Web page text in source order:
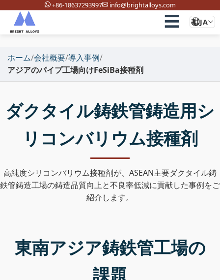
+86-18637293997 info@brightalloys.com
☰ JA
ホーム/会社概要/導入事例/
アジアのパイプ工場向けFeSiBa接種剤
ダクタイル鋳鉄管鋳造用シ
リコンバリウム接種剤
高純度シリコンバリウム接種剤が、ASEAN主要ダクタイル鋳
鉄管鋳造工場の鋳造品質向上と不良率低減に貢献した事例をご
紹介します。
東南アジア鋳鉄管工場の
課題